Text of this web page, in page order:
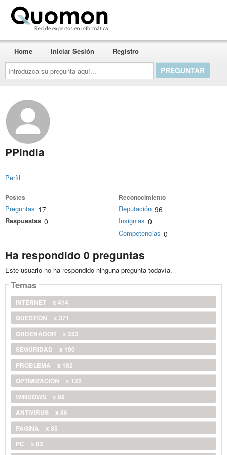
Introduzca
su
pregunta
aquí...
Home Iniciar Sesión Registro
PPindia
Perfil
Postes
Preguntas 17
Respuestas 0
Reconocimiento
Reputación 96
Insignias 0
Competencias 0
Ha respondido 0 preguntas
Este usuario no ha respondido ninguna pregunta todavía.
Temas
INTERNET
x 414
QUESTION
x 371
ORDENADOR
x 252
SEGURIDAD
x 190
PROBLEMA
x 182
OPTIMIZACIÓN
x 122
WINDOWS
x 88
ANTIVIRUS
x 86
PAGINA
x 85
PC
x 82